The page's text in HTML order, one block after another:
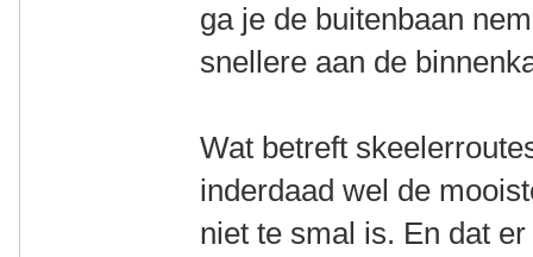
ga je de buitenbaan
snellere aan de
Wat betreft
inderdaad wel de
niet te smal is. En dat